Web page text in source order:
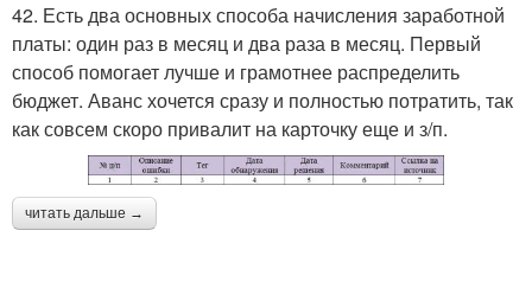
42. Есть два основных способа начисления заработной
платы: один раз в месяц и два раза в месяц. Первый
способ помогает лучше и грамотнее распределить
бюджет. Аванс хочется сразу и полностью потратить, так
как совсем скоро привалит на карточку еще и з/п.
читать дальше →